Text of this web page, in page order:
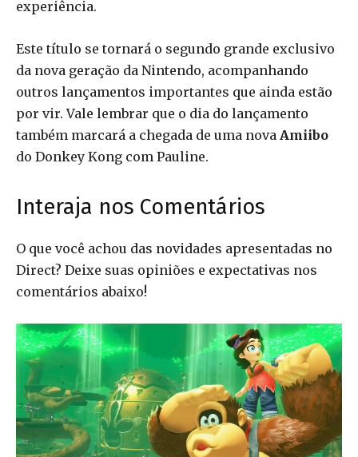
experiência.
Este título se tornará o segundo grande exclusivo
da nova geração da Nintendo, acompanhando
outros lançamentos importantes que ainda estão
por vir. Vale lembrar que o dia do lançamento
também marcará a chegada de uma nova Amiibo
do Donkey Kong com Pauline.
Interaja nos Comentários
O que você achou das novidades apresentadas no
Direct? Deixe suas opiniões e expectativas nos
comentários abaixo!